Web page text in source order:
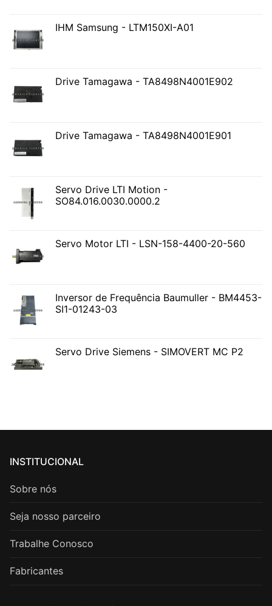
IHM Samsung - LTM150XI-A01
Drive Tamagawa - TA8498N4001E902
Drive Tamagawa - TA8498N4001E901
Servo Drive LTI Motion -
SO84.016.0030.0000.2
Servo Motor LTI - LSN-158-4400-20-560
Inversor de Frequência Baumuller - BM4453-
SI1-01243-03
Servo Drive Siemens - SIMOVERT MC P2
INSTITUCIONAL
Sobre nós
Seja nosso parceiro
Trabalhe Conosco
Fabricantes